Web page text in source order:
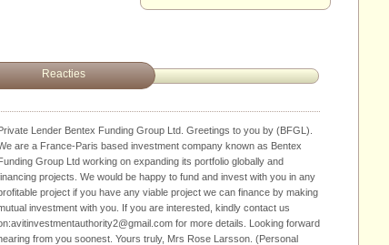
Reacties
Lender Bentex Funding Group Ltd. Greetings to you by (BFGL).
are a France-Paris based investment company known as Bentex
Group Ltd working on expanding its portfolio globally and
projects. We would be happy to fund and invest with you in any
project if you have any viable project we can finance by making
investment with you. If you are interested, kindly contact us
for more details. Looking forward
from you soonest. Yours truly, Mrs Rose Larsson. (Personal